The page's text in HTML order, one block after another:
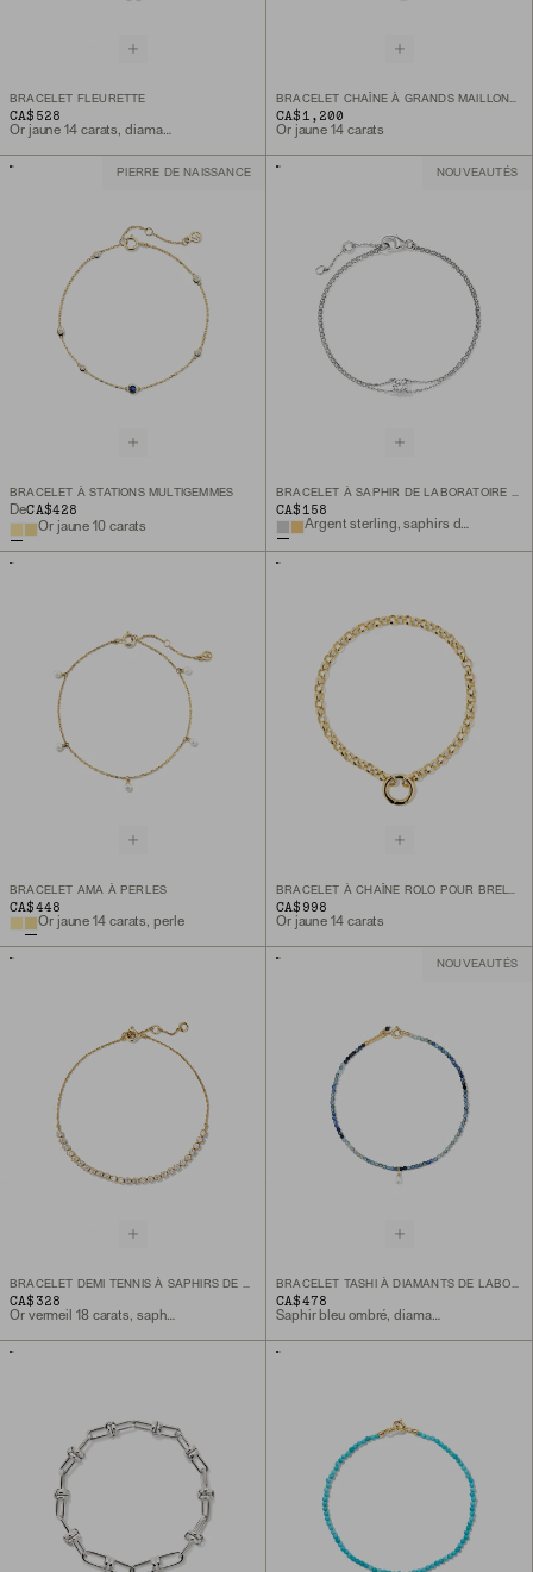
BRACELET FLEURETTE
CA$528
Or jaune 14 carats, diamant de laboratoire
BRACELET CHAÎNE À GRANDS MAILLONS OVALES CARRÉS POUR BRELOQUES
CA$1,200
Or jaune 14 carats
PIERRE DE NAISSANCE
BRACELET À STATIONS MULTIGEMMES
DeCA$428
Or jaune 10 carats
NOUVEAUTÉS
BRACELET À SAPHIR DE LABORATOIRE ROND
CA$158
Argent sterling, saphirs de laboratoire
BRACELET AMA À PERLES
CA$448
Or jaune 14 carats, perle
CA$998
Or jaune 14 carats
CA$328
NOUVEAUTÉS
CA$478
Saphir bleu ombré, diamant de laboratoire, or jaune 10 carats